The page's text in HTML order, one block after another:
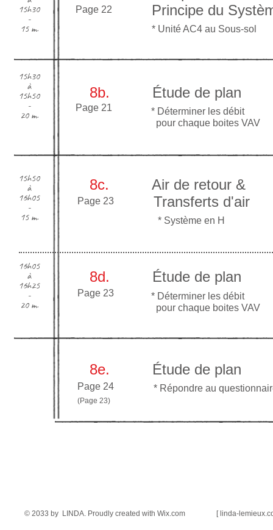
Principe du Système
* Unité AC4 au Sous-sol
Page 22
8b. Étude de plan
Page 21 * Déterminer les débit
pour chaque boites VAV
8c.
Air de retour &
Transferts d'air
* Système en H
Page 23
8d. Étude de plan
Page 23 * Déterminer les débit
pour chaque boites VAV
15h30
-
15 m.
15h30
à
15h50
-
20 m.
15h50
à
16h05
-
15 m.
16h05
à
16h25
-
20 m.
8e. Étude de plan
* Répondre au
Page 24
(Page 23)
© 2033 by LINDA. Proudly created with Wix.com [ linda-